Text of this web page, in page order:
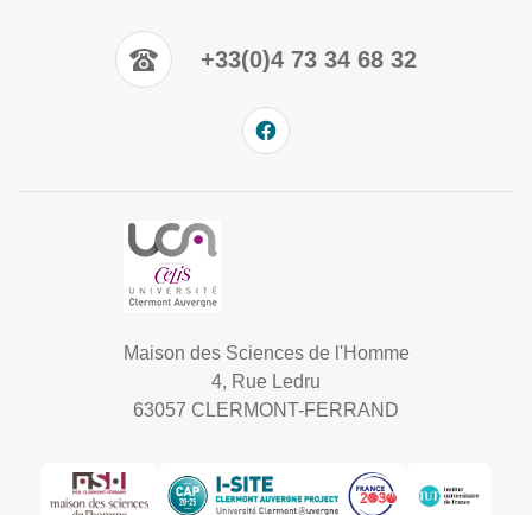
+33(0)4 73 34 68 32
Maison des Sciences de l'Homme
4, Rue Ledru
63057 CLERMONT-FERRAND